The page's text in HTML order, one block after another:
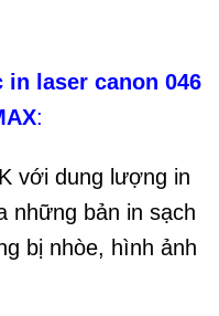
in laser canon 046
:
với dung lượng in
những bản in sạch
bị nhòe, hình ảnh